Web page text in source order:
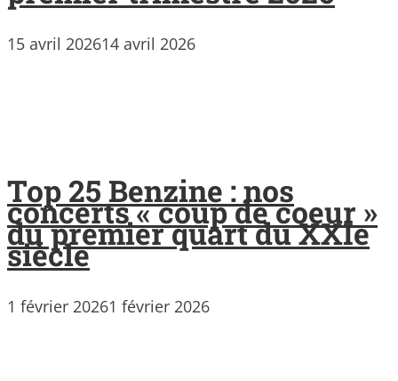
15 avril 202614 avril 2026
Top 25 Benzine : nos
concerts « coup de coeur »
du premier quart du XXIe
siècle
1 février 20261 février 2026